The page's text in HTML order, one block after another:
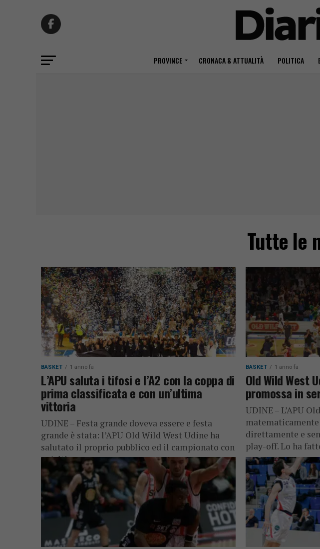
PROVINCE CRONACA & ATTUALITÀ POLITICA
Tutte le
BASKET 1 anno fa
L’APU saluta i tifosi e l’A2 con la coppa di
prima classificata e con un’ultima
vittoria
UDINE – Festa grande doveva essere e festa
grande è stata: l’APU Old Wild West Udine ha
salutato il proprio pubblico ed il campionato con
un’ultima...
BASKET 1 anno fa
Old Wild West
promossa in
UDINE – L’APU
direttamente e
play-off. Lo ha